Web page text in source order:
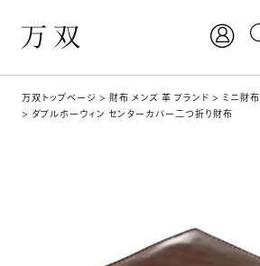
万双トップページ 財布 メンズ 革 ブランド
ミニ財布
ダブルホーウィン センターカバー二つ折り財布